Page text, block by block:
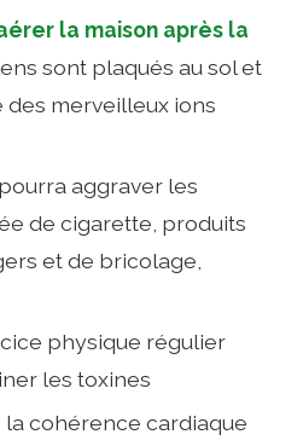
la maison après la
sont plaqués au sol et
merveilleux ions
aggraver les
de cigarette, produits
et de bricolage,
physique régulier
les toxines
la cohérence cardiaque